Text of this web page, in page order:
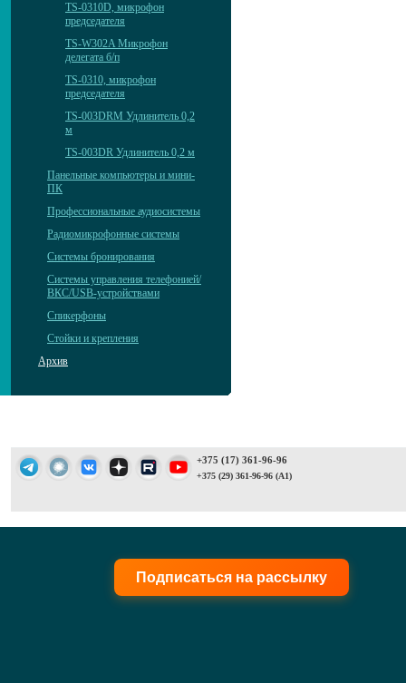
TS-0310D, микрофон
председателя
TS-W302A Микрофон
делегата б/п
TS-0310, микрофон
председателя
TS-003DRM Удлинитель 0,2
м
TS-003DR Удлинитель 0,2 м
Панельные компьютеры и мини-
ПК
Профессиональные аудиосистемы
Радиомикрофонные системы
Системы бронирования
Системы управления телефонией/
ВКС/USB-устройствами
Спикерфоны
Стойки и крепления
Архив
+375 (17) 361-96-96
+375 (29) 361-96-96 (A1)
Подписаться на рассылку